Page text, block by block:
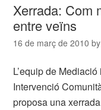
Xerrada: Com
entre veïns
16 de març de 2010
L’equip de
Intervenció
proposa una